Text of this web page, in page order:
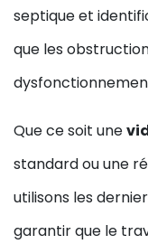
septique et
que les
Que ce soit une
standard ou une
utilisons les
garantir que le